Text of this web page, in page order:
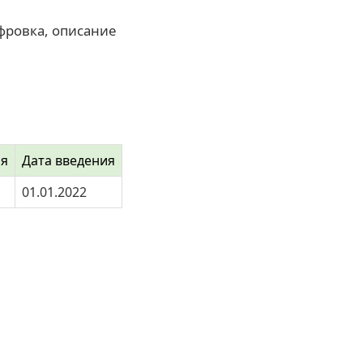
описание
Дата введения
01.01.2022